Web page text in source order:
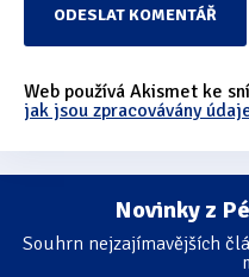
Web používá Akismet ke
jak jsou zpracovávány
Novinky z
Souhrn nejzajímavějších